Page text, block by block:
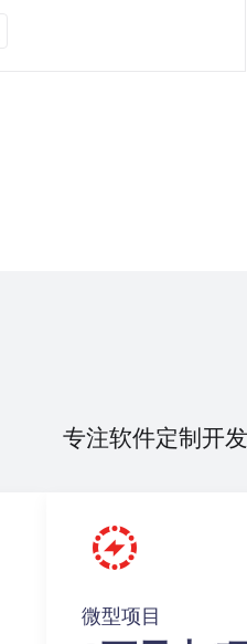
专注软件定制开
微型项目